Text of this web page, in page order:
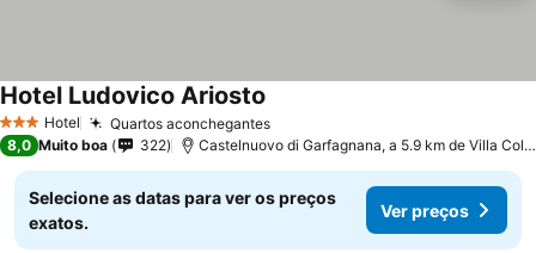
3 EstrelasHotel Quartos aconchegantes
Hotel Ludovico Ariosto
8,0 Muito boa 322 Castelnuovo di Garfagnana, a 5.9 km de Villa Collemandina
Selecione as datas para ver os preços
exatos.
Ver preços